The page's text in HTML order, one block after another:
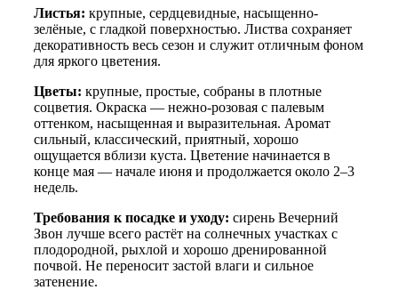
Листья: крупные, сердцевидные, насыщенно-
зелёные, с гладкой поверхностью. Листва сохраняет
декоративность весь сезон и служит отличным фоном
для яркого цветения.
Цветы: крупные, простые, собраны в плотные
соцветия. Окраска — нежно-розовая с палевым
оттенком, насыщенная и выразительная. Аромат
сильный, классический, приятный, хорошо
ощущается вблизи куста. Цветение начинается в
конце мая — начале июня и продолжается около 2–3
недель.
Требования к посадке и уходу: сирень Вечерний
Звон лучше всего растёт на солнечных участках с
плодородной, рыхлой и хорошо дренированной
почвой. Не переносит застой влаги и сильное
затенение.